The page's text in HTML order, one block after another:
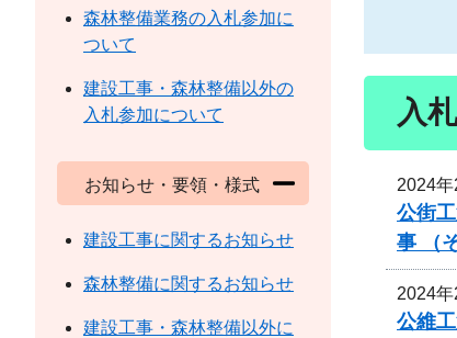
入
2024
公街
事 （
2024
公維
森林整備業務の入札参加に
ついて
建設工事・森林整備以外の
入札参加について
お知らせ・要領・様式
建設工事に関するお知らせ
森林整備に関するお知らせ
建設工事・森林整備以外に